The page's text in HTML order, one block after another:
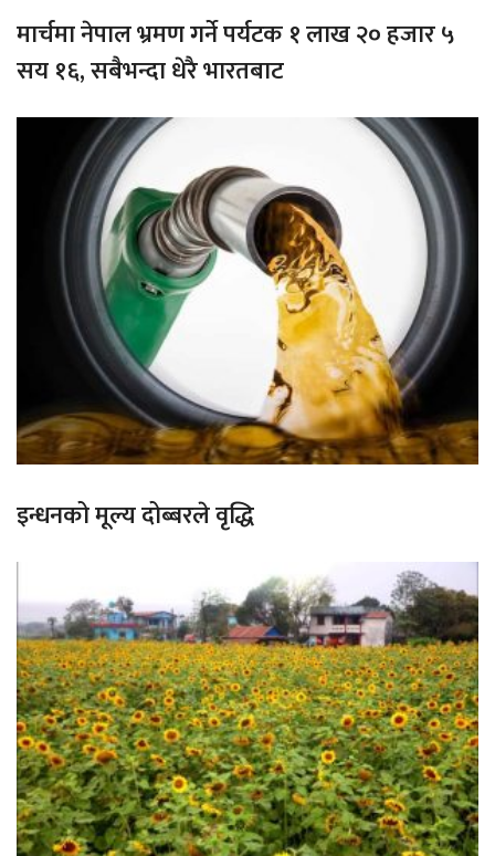
मार्चमा नेपाल भ्रमण गर्ने पर्यटक १ लाख २० हजार ५
सय १६, सबैभन्दा धेरै भारतबाट
इन्धनको मूल्य दोब्बरले वृद्धि